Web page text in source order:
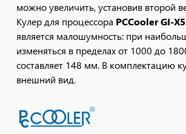
можно увеличить, установив второй
Кулер для процессора PCCooler GI-
является малошумность: при
изменяться в пределах от 1000 до
составляет 148 мм. В комплектацию
внешний вид.